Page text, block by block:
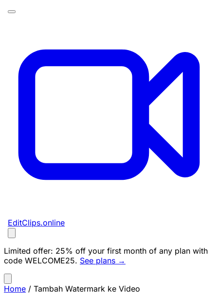
EditClips.online
Limited offer: 25% off your first month of any plan with
code WELCOME25. See plans →
Home / Tambah Watermark ke Video